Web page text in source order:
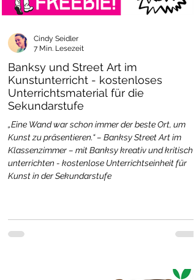
Banksy und Street Art im
Kunstunterricht - kostenloses
Unterrichtsmaterial für die
Sekundarstufe
„Eine Wand war schon immer der beste Ort, um
Kunst zu präsentieren.“ – Banksy Street Art im
Klassenzimmer – mit Banksy kreativ und kritisch
unterrichten - kostenlose Unterrichtseinheit für
Kunst in der Sekundarstufe
Cindy Seidler
7 Min. Lesezeit